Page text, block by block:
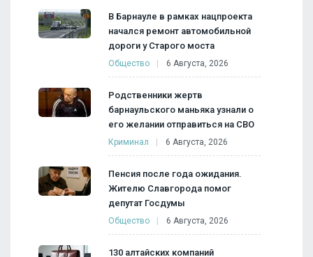
В Барнауле в рамках нацпроекта
начался ремонт автомобильной
дороги у Старого моста
Общество 6 Августа, 2026
Родственники жертв
барнаульского маньяка узнали о
его желании отправиться на СВО
Криминал 6 Августа, 2026
Пенсия после года ожидания.
Жителю Славгорода помог
депутат Госдумы
Общество 6 Августа, 2026
130 алтайских компаний